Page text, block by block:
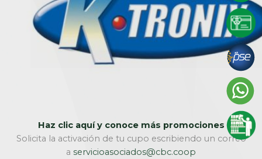
Haz clic aquí y conoce más promociones
Solicita la activación de tu cupo escribiendo un correo
a servicioasociados@cbc.coop